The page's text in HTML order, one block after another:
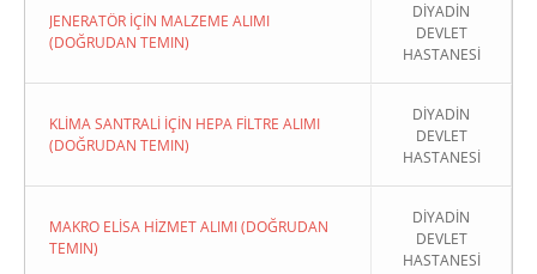
JENERATÖR İÇİN MALZEME ALIMI
(DOĞRUDAN TEMIN)
DİYADİN
DEVLET
HASTANESİ
KLİMA SANTRALİ İÇİN HEPA FİLTRE ALIMI
(DOĞRUDAN TEMIN)
DİYADİN
DEVLET
HASTANESİ
MAKRO ELİSA HİZMET ALIMI (DOĞRUDAN
TEMIN)
DİYADİN
DEVLET
HASTANESİ